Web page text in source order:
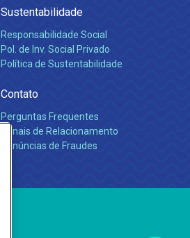
Sustentabilidade
Responsabilidade Social
Pol. de Inv. Social Privado
Política de Sustentabilidade
Contato
Perguntas Frequentes
Canais de Relacionamento
Denúncias de Fraudes